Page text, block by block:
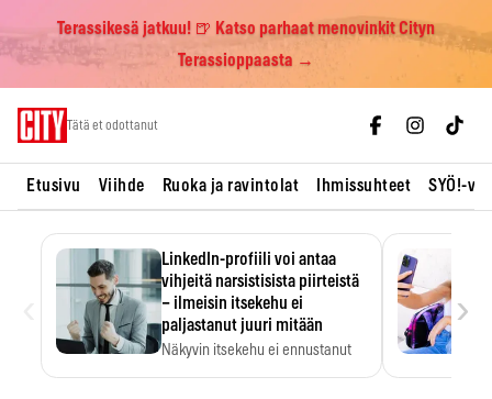
Terassikesä jatkuu! 🍺 Katso parhaat menovinkit Cityn
Terassioppaasta →
Tätä et odottanut
Etusivu Viihde Ruoka ja ravintolat Ihmissuhteet SYÖ!-
LinkedIn-profiili voi antaa
vihjeitä narsistisista piirteistä
– ilmeisin itsekehu ei
paljastanut juuri mitään
Näkyvin itsekehu ei ennustanut
›